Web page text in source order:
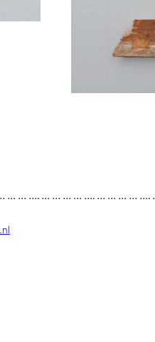
… … …. … … … … …. … … … …